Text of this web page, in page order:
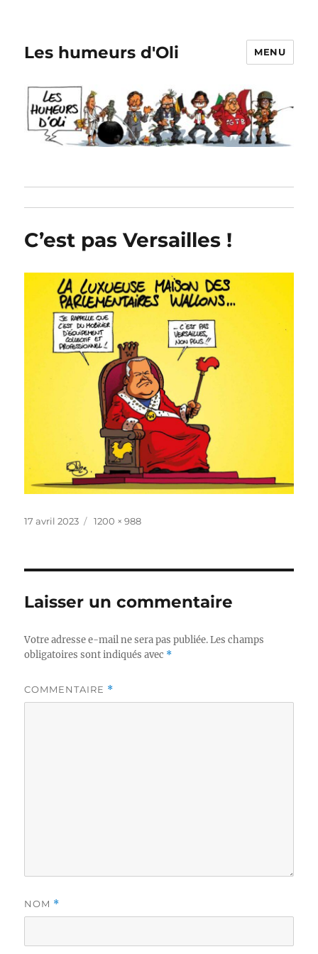
Les humeurs d'Oli MENU
C’est pas Versailles !
Publié
17 avril 2023
Taille
1200 × 988
Laisser un commentaire
Votre adresse e-mail ne sera pas publiée. Les champs
obligatoires sont indiqués avec *
COMMENTAIRE *
NOM *